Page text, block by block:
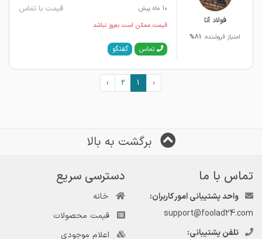
فولاد آتا
امتیاز فروشنده: 81%
10 ماه پیش
قیمت با تماس
قیمت ممکن است به‌روز نباشد
تماس گفتگو
‹
1
2
›
برگشت به بالا
تماس با ما
واحد پشتیبانی امور کاربران:
support@foolad24.com
تلفن پشتیبانی:
دسترسی سریع
خانه
قیمت محصولات
اعلام موجودی